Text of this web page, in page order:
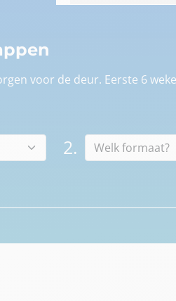
voor de deur. Eerste 6
2.